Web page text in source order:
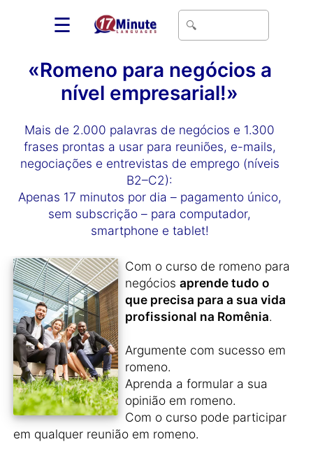
☰
«Romeno para negócios a
nível empresarial!»
Mais de 2.000 palavras de negócios e 1.300
frases prontas a usar para reuniões, e-mails,
negociações e entrevistas de emprego (níveis
B2–C2):
Apenas 17 minutos por dia – pagamento único,
sem subscrição – para computador,
smartphone e tablet!
Com o curso de romeno para
negócios aprende tudo o
que precisa para a sua vida
profissional na Romênia.
Argumente com sucesso em
romeno.
Aprenda a formular a sua
opinião em romeno.
Com o curso pode participar
em qualquer reunião em romeno.